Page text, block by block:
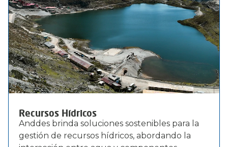
Recursos Hídricos
Anddes brinda soluciones sostenibles para la
gestión de recursos hídricos, abordando la